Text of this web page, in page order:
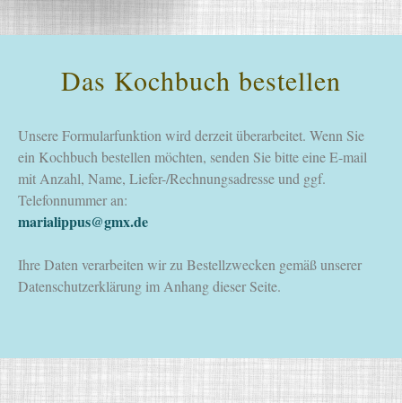
Das Kochbuch bestellen
Unsere Formularfunktion wird derzeit überarbeitet. Wenn Sie
ein Kochbuch bestellen möchten, senden Sie bitte eine E-mail
mit Anzahl, Name, Liefer-/Rechnungsadresse und ggf.
Telefonnummer an:
marialippus@gmx.de
Ihre Daten verarbeiten wir zu Bestellzwecken gemäß unserer
Datenschutzerklärung im Anhang dieser Seite.